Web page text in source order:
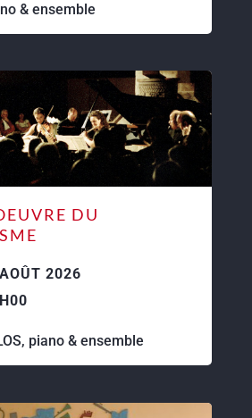
& ensemble
DU
2026
piano & ensemble